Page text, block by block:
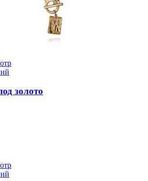
золото